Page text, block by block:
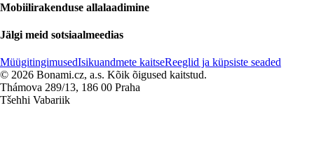
Mobiilirakenduse allalaadimine
Jälgi meid sotsiaalmeedias
MüügitingimusedIsikuandmete kaitseReeglid ja küpsiste seaded
© 2026 Bonami.cz, a.s. Kõik õigused kaitstud.
Thámova 289/13, 186 00 Praha
Tšehhi Vabariik